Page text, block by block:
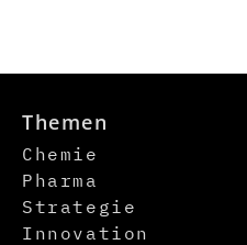
Themen
Chemie
Pharma
Strategie
Innovation